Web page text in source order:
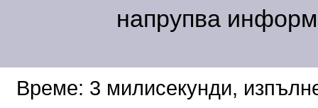
напрупва
Време: 3 милисекунди,